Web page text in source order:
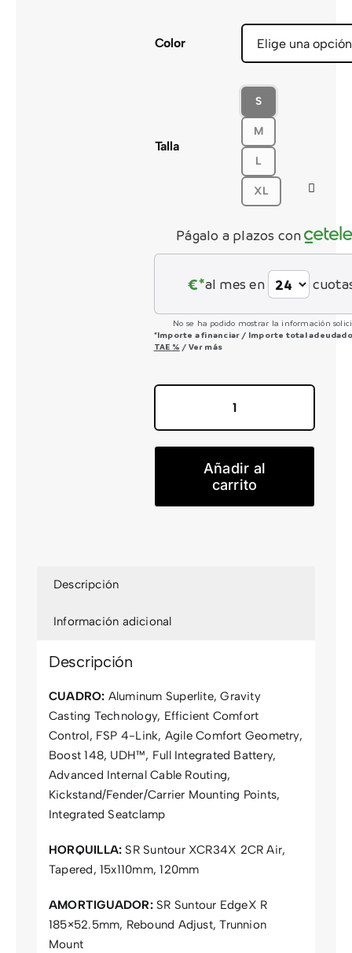
Color
Talla
S
M
L
XL
Págalo a plazos con
€*al mes en
No se ha podido mostrar la información
*Importe a financiar / Importe total
TAE % / Ver más
Stereo
ONE22
Pro800
Añadir al
carrito
Descripción
Información adicional
Descripción
CUADRO: Aluminum Superlite, Gravity
Casting Technology, Efficient Comfort
Control, FSP 4-Link, Agile Comfort Geometry,
Boost 148, UDH™, Full Integrated Battery,
Advanced Internal Cable Routing,
Kickstand/Fender/Carrier Mounting Points,
Integrated Seatclamp
HORQUILLA: SR Suntour XCR34X 2CR Air,
Tapered, 15x110mm, 120mm
AMORTIGUADOR:SR Suntour EdgeX R
185×52.5mm, Rebound Adjust, Trunnion
Mount